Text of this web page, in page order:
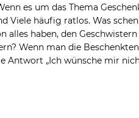
es um das Thema
Viele häufig ratlos. Was
alles haben, den
Wenn man die
Antwort „Ich wünsche mir